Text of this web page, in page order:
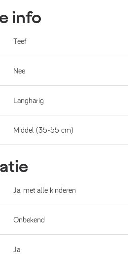
info
Teef
Nee
Langharig
Middel (35-55 cm)
Ja, met alle kinderen
Onbekend
Ja